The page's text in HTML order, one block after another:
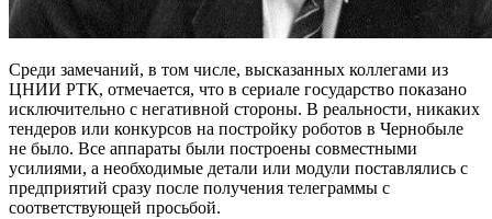
Среди замечаний, в том числе, высказанных коллегами из
ЦНИИ РТК, отмечается, что в сериале государство показано
исключительно с негативной стороны. В реальности, никаких
тендеров или конкурсов на постройку роботов в Чернобыле
не было. Все аппараты были построены совместными
усилиями, а необходимые детали или модули поставлялись с
предприятий сразу после получения телеграммы с
соответствующей просьбой.